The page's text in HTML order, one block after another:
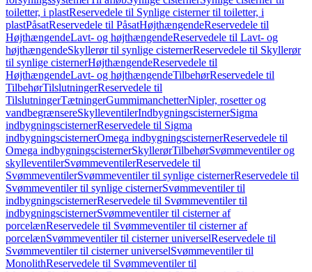
toiletter, i plastReservedele til Synlige cisterner til toiletter, i
plastPåsatReservedele til PåsatHøjthængendeReservedele til
HøjthængendeLavt- og højthængendeReservedele til Lavt- og
højthængendeSkyllerør til synlige cisternerReservedele til Skyllerør
til synlige cisternerHøjthængendeReservedele til
HøjthængendeLavt- og højthængendeTilbehørReservedele til
TilbehørTilslutningerReservedele til
TilslutningerTætningerGummimanchetterNipler, rosetter og
vandbegrænsereSkylleventilerIndbygningscisternerSigma
indbygningscisternerReservedele til Sigma
indbygningscisternerOmega indbygningscisternerReservedele til
Omega indbygningscisternerSkyllerørTilbehørSvømmeventiler og
skylleventilerSvømmeventilerReservedele til
SvømmeventilerSvømmeventiler til synlige cisternerReservedele til
Svømmeventiler til synlige cisternerSvømmeventiler til
indbygningscisternerReservedele til Svømmeventiler til
indbygningscisternerSvømmeventiler til cisterner af
porcelænReservedele til Svømmeventiler til cisterner af
porcelænSvømmeventiler til cisterner universelReservedele til
Svømmeventiler til cisterner universelSvømmeventiler til
MonolithReservedele til Svømmeventiler til